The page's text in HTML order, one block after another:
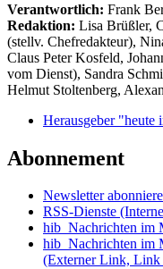
Verantwortlich: Frank
Redaktion: Lisa Brüßler,
(stellv. Chefredakteur),
Claus Peter Kosfeld,
vom Dienst), Sandra
Helmut Stoltenberg,
Herausgeber "heute
Abonnement
Newsletter
RSS-Dienste
hib_Nachrichten im
hib_Nachrichten im
(Externer Link, Link